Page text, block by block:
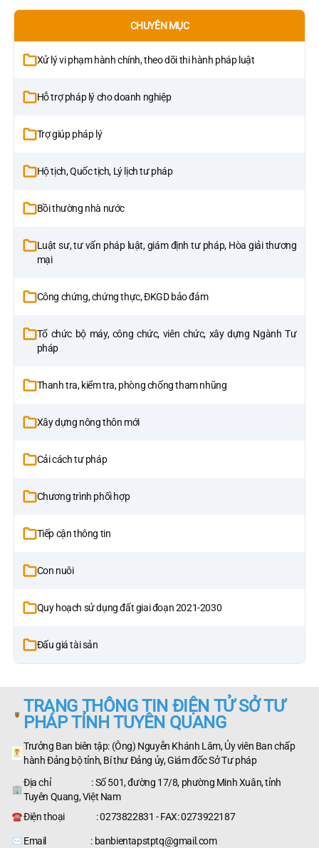
CHUYÊN MỤC
Xử lý vi phạm hành chính, theo dõi thi hành pháp luật
Hỗ trợ pháp lý cho doanh nghiệp
Trợ giúp pháp lý
Hộ tịch, Quốc tịch, Lý lịch tư pháp
Bồi thường nhà nước
Luật sư, tư vấn pháp luật, giám định tư pháp, Hòa giải thương
mại
Công chứng, chứng thực, ĐKGD bảo đảm
Tổ chức bộ máy, công chức, viên chức, xây dựng Ngành Tư
pháp
Thanh tra, kiểm tra, phòng chống tham nhũng
Xây dựng nông thôn mới
Cải cách tư pháp
Chương trình phối hợp
Tiếp cận thông tin
Con nuôi
Quy hoạch sử dụng đất giai đoạn 2021-2030
Đấu giá tài sản
TRANG THÔNG TIN ĐIỆN TỬ SỞ TƯ
PHÁP TỈNH TUYÊN QUANG
Trưởng Ban biên tập: (Ông) Nguyễn Khánh Lâm, Ủy viên Ban chấp
hành Đảng bộ tỉnh, Bí thư Đảng ủy, Giám đốc Sở Tư pháp
Địa chỉ : Số 501, đường 17/8, phường Minh Xuân, tỉnh
Tuyên Quang, Việt Nam
Điện thoại : 0273822831 - FAX: 0273922187
Email : banbientapstptq@gmail.com